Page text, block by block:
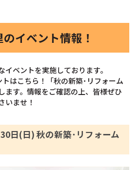
イベント情報！
イベントを実施しております。
はこちら！「秋の新築･リフォーム
ます。情報をご確認の上、皆様ぜひ
いませ！
日(日) 秋の新築･リフォーム